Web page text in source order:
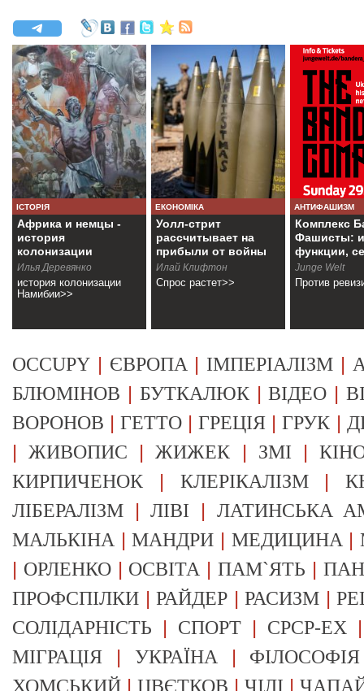
ІСТОРІЯ
Африка и немцы -
история
колонизации
Намибии
Илья Деревянко
история колонизации
Намибии>>
ЕКОНОМІКА
Уолл-стрит
рассчитывает на
прибыли от войны
Илай Клифтон
Спрос растет>>
АНТИФАШИЗМ
Комплекс
Фашисты:
функции,
Junge Welt
Против
OCCUPY | ЄВРОПА | ІМПЕРІАЛІЗМ |
БЛЮМІНОВ | БУТКАЛЮК|ВІДЕО |
ВОРОНОВ |ГЕТТО |ГРЕЦІЯ |ГРУК |
|ЖИВОПИС |ЖИЖЕК | ЗМІ |
КИРПИЧЕНОК | КЛЕРІКАЛІЗМ|
ЛІБЕРАЛІЗМ |ЛІВІ | ЛАТИНСЬКА
МАЛЬКІНА |МАНДРИ | МЕДИЦИНА |
| ОРЛЕНКО| ОСВІТА |ПАМ`ЯТЬ |
ПРОФСПІЛКИ |РАЙДЕР |РАСИЗМ |
СОЛІДАРНІСТЬ | СПОРТ | СРСР-EX
МІГРАЦІЯ | УКРАЇНА | ФІЛОСОФІЯ
ХОМСЬКИЙ | ЦВЄТКОВ | ЧІЛІ |